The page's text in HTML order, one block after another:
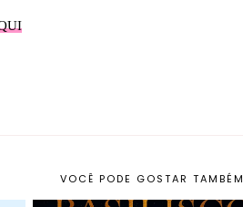
VOCÊ PODE GOSTAR TAMBÉM